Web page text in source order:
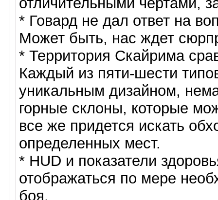
* Говард не дал ответ на
Может быть, нас ждет
* Территория Скайрима
Каждый из пяти-шести
уникальным дизайном,
горные склоны, которые
все же придется искать
определенных мест.
* HUD и показатели
отображаться по мере
боя.